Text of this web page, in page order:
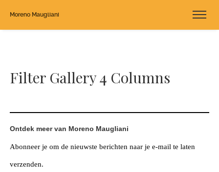
Moreno Maugliani
Filter Gallery 4 Columns
Ontdek meer van Moreno Maugliani
Abonneer je om de nieuwste berichten naar je e-mail te laten
verzenden.